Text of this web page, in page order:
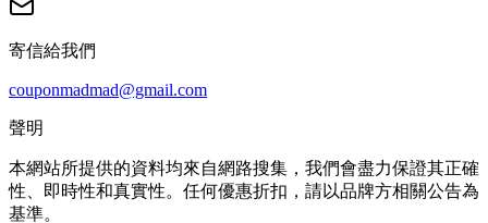
寄信給我們
couponmadmad@gmail.com
聲明
本網站所提供的資料均來自網路搜集，我們會盡力保證其正確
性、即時性和真實性。任何優惠折扣，請以品牌方相關公告為
基準。